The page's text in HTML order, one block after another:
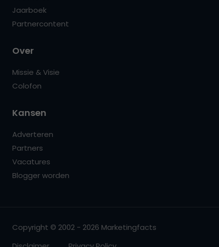
Jaarboek
Partnercontent
Over
Missie & Visie
Colofon
Kansen
Adverteren
Partners
Vacatures
Blogger worden
Copyright © 2002 - 2026 Marketingfacts